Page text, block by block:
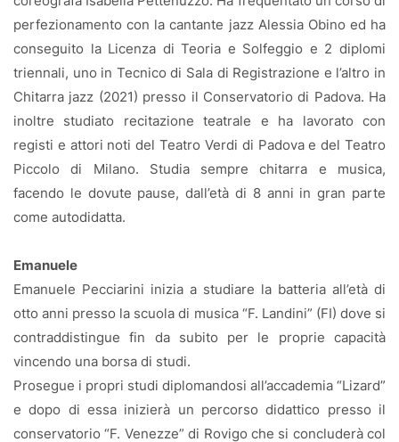
perfezionamento con la cantante jazz Alessia Obino ed ha
conseguito la Licenza di Teoria e Solfeggio e 2 diplomi
triennali, uno in Tecnico di Sala di Registrazione e l’altro in
Chitarra jazz (2021) presso il Conservatorio di Padova. Ha
inoltre studiato recitazione teatrale e ha lavorato con
registi e attori noti del Teatro Verdi di Padova e del Teatro
Piccolo di Milano. Studia sempre chitarra e musica,
facendo le dovute pause, dall’età di 8 anni in gran parte
come autodidatta.
Emanuele
Emanuele Pecciarini inizia a studiare la batteria all’età di
otto anni presso la scuola di musica “F. Landini” (FI) dove si
contraddistingue fin da subito per le proprie capacità
vincendo una borsa di studi.
Prosegue i propri studi diplomandosi all’accademia “Lizard”
e dopo di essa inizierà un percorso didattico presso il
conservatorio “F. Venezze” di Rovigo che si concluderà col